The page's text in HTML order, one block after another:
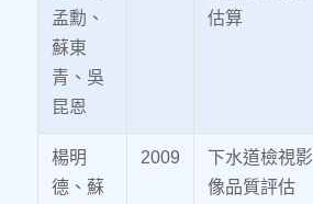
孟勳、
蘇東
青、吳
昆恩
估算
楊明
德、蘇
2009
下水道檢視影
像品質評估